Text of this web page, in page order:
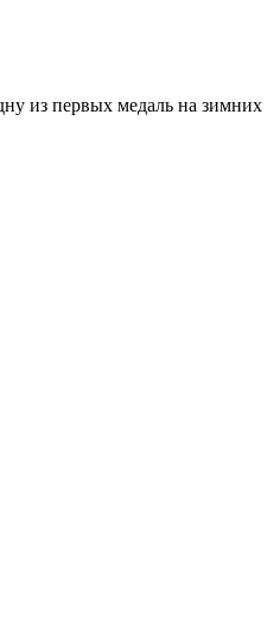
из первых медаль на зимних